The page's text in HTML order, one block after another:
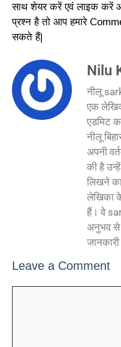
साथ शेयर करें एवं लाइक करें
प्रश्न है तो आप हमारे
सकते हैं|
Nilu
नीलू
एक
एडमिट
नीलू
अपनी
की है
लिखने
लेखिका
हैं। वे
अनुभव से
Leave a Comment